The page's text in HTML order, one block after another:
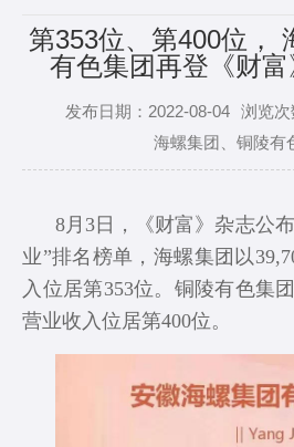
第353位、第400位，
有色集团再登《财
发布日期：2022-08-04 浏览次
海螺集团、铜陵有
8月3日，《财富》杂志公
业”排名榜单，海螺集团以
入位居第353位。铜陵有色集
营业收入位居第400位。